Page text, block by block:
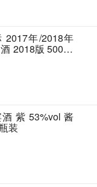
2017年/2018年
2018版 500ml
紫 53%vol 酱
装